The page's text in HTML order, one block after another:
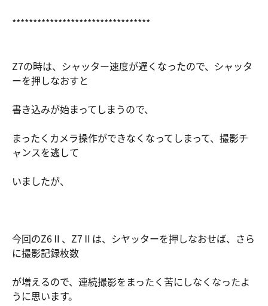
*********************************
Z7の時は、シャッター速度が遅くなったので、シャッタ
ーを押しなおすと
書き込みが始まってしまうので、
まったくカメラ操作ができなくなってしまって、撮影チ
ャンスを逃して
いましたが、
今回のZ6Ⅱ、Z7Ⅱは、シヤッターを押しなおせば、さら
に撮影記録枚数
が増えるので、連続撮影をまったく苦にしなくなったよ
うに思います。